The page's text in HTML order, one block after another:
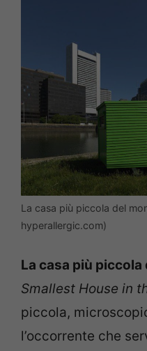
La casa più piccola del
hyperallergic.com)
La casa più piccola
Smallest House in
piccola,
l’occorrente che